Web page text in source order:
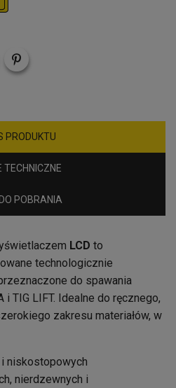
PRODUKTU
TECHNICZNE
POBRANIA
LCD to
technologicznie
do spawania
TIG LIFT. Idealne do ręcznego,
zakresu materiałów, w
niskostopowych
nierdzewnych i